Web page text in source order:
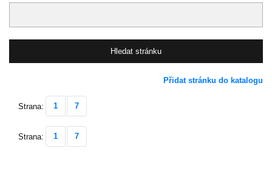
Přidat stránku do katalogu
Strana: 1 7
Strana: 1 7